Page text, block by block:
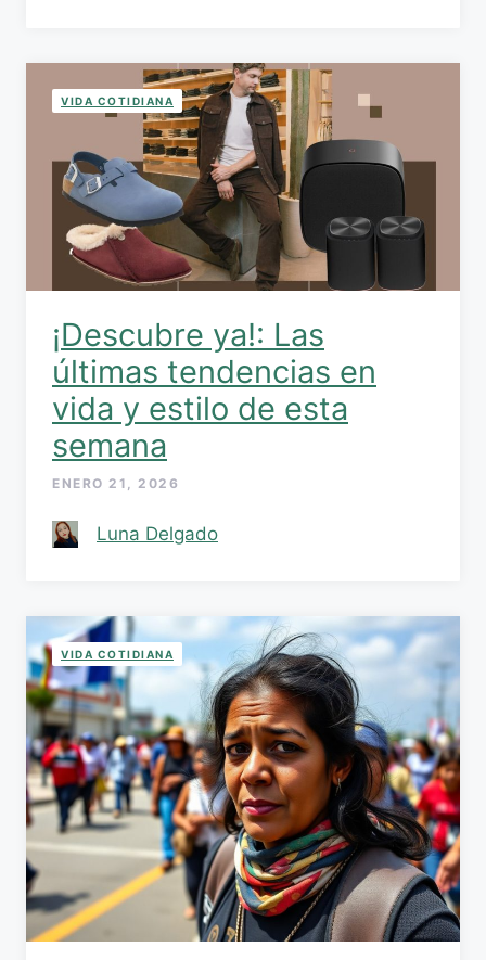
VIDA COTIDIANA
¡Descubre ya!: Las
últimas tendencias en
vida y estilo de esta
semana
ENERO 21, 2026
Luna Delgado
VIDA COTIDIANA